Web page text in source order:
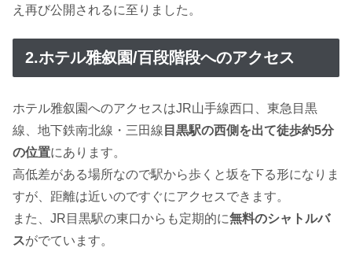
え再び公開されるに至りました。
2.ホテル雅叙園/百段階段へのアクセス
ホテル雅叙園へのアクセスはJR山手線西口、東急目黒
線、地下鉄南北線・三田線 目黒駅の西側を出て徒歩約5分
の位置にあります。
高低差がある場所なので駅から歩くと坂を下る形になりま
すが、距離は近いのですぐにアクセスできます。
また、JR目黒駅の東口からも定期的に無料のシャトルバ
スがでています。